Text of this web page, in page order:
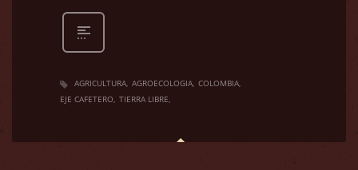
AGRICULTURA AGROECOLOGIA COLOMBIA
EJE CAFETERO TIERRA LIBRE